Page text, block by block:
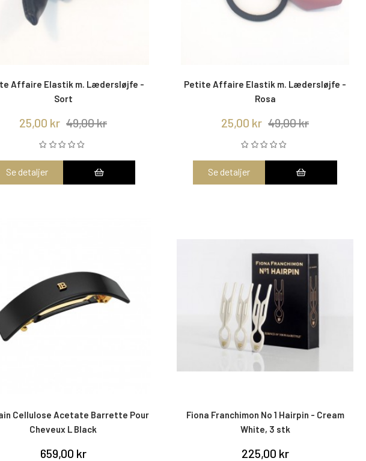
Affaire Elastik m. Lædersløjfe -
Sort
25,00 kr 49,00 kr
Se detaljer
Petite Affaire Elastik m. Lædersløjfe -
Rosa
25,00 kr 49,00 kr
Se detaljer
Cellulose Acetate Barrette Pour
Cheveux L Black
659,00 kr
Fiona Franchimon No 1 Hairpin - Cream
White, 3 stk
225,00 kr